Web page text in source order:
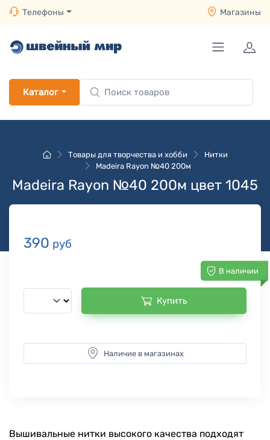
Телефоны Магазины
Каталог
Товары для творчества и хобби
Нитки
Madeira Rayon №40 200м
Madeira Rayon №40 200м цвет 1045
390 руб
В наличии
Купить
Наличие в магазинах
Вышивальные нитки высокого качества подходят